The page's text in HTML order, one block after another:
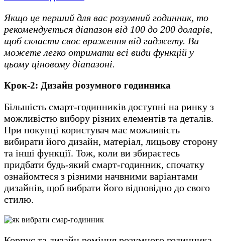
Якщо це перший для вас розумний годинник, то
рекомендується діапазон від 100 до 200 доларів,
щоб скласти своє враження від гаджету. Ви
можете легко отримати всі види функцій у
цьому ціновому діапазоні.
Крок-2: Дизайн розумного годинника
Більшість смарт-годинників доступні на ринку з
можливістю вибору різних елементів та деталів.
При покупці користувач має можливість
вибирати його дизайн, матеріал, лицьову сторону
та інші функції. Тож, коли ви збираєтесь
придбати будь-який смарт-годинник, спочатку
ознайомтеся з різними начвними варіантами
дизайнів, щоб вибрати його відповідно до свого
стилю.